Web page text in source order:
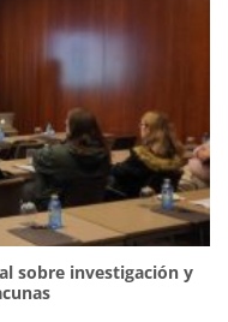
sobre investigación y